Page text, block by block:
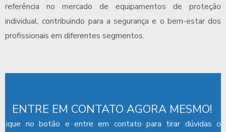
referência no mercado de equipamentos de proteção
individual, contribuindo para a segurança e o bem-estar dos
profissionais em diferentes segmentos.
ENTRE EM CONTATO AGORA MESMO!
no botão e entre em contato para tirar dúvidas ou